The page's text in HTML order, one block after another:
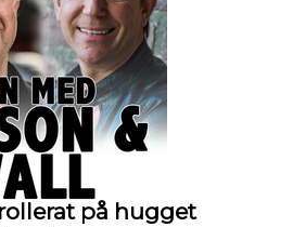
på hugget